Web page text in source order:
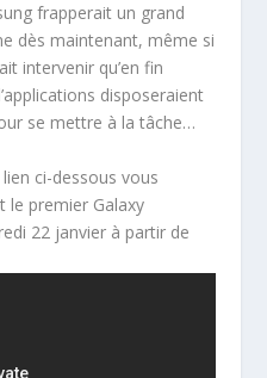
frapperait un grand
dès maintenant, même si
intervenir qu’en fin
disposeraient
se mettre à la tâche…
lien ci-dessous vous
le premier Galaxy
22 janvier à partir de